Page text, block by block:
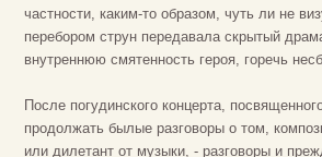
частности, каким-то образом, чуть ли не
перебором струн передавала скрытый
внутреннюю смятенность героя, горечь
После погудинского концерта,
продолжать былые разговоры о том,
или дилетант от музыки, - разговоры и